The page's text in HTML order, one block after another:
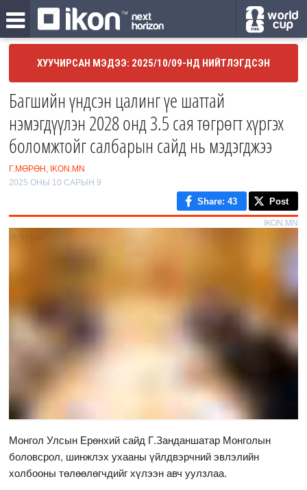
ХУУЧИРСАН МЭДЭЭ: 2025/10/09-НД НИЙТЛЭГДСЭН
Багшийн үндсэн цалинг үе шаттай
нэмэгдүүлэн 2028 онд 3.5 сая төгрөгт хүргэх
боломжтойг салбарын сайд нь мэдэгджээ
Г.МӨРӨН, IKON.MN
2025 ОНЫ 10 САРЫН 9
Share: 43 Post
IKON.MN
Монгол Улсын Ерөнхий сайд Г.Занданшатар Монголын
боловсрол, шинжлэх ухааны үйлдвэрчний эвлэлийн
холбооны төлөөлөгчдийг хүлээн авч уулзлаа.